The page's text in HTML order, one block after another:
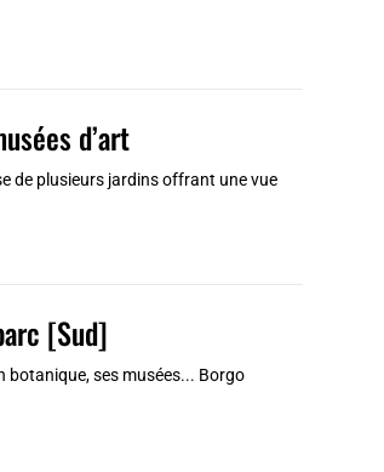
d’art
de plusieurs jardins offrant une vue
[Sud]
botanique, ses musées... Borgo